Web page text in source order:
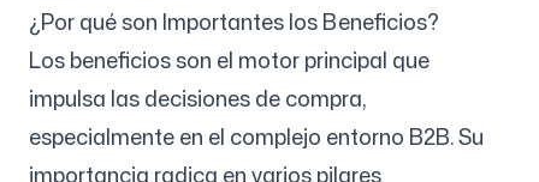
¿Por qué son Importantes los Beneficios?
Los beneficios son el motor principal que
impulsa las decisiones de compra,
especialmente en el complejo entorno B2B. Su
importancia radica en varios pilares